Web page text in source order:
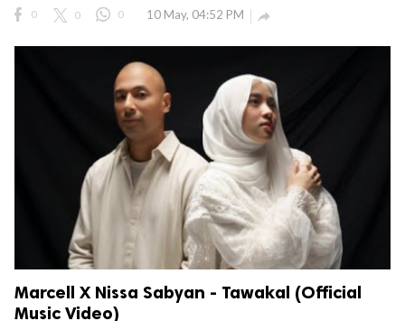
0 0 0 10 May, 04:52 PM 
Marcell X Nissa Sabyan - Tawakal (Official
Music Video)